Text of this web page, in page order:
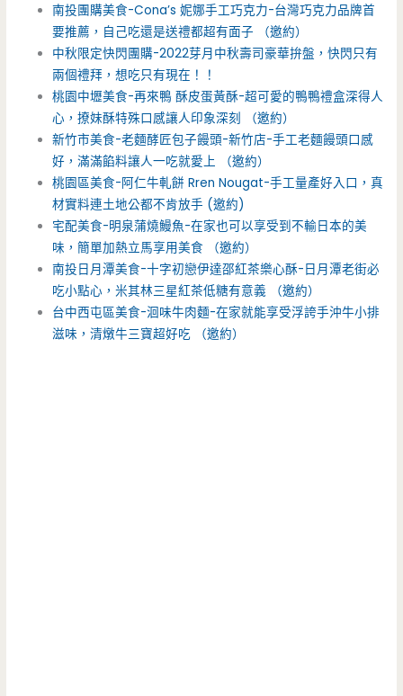
南投團購美食-Cona’s 妮娜手工巧克力-台灣巧克力品牌首
要推薦，自己吃還是送禮都超有面子 （邀約）
中秋限定快閃團購-2022芽月中秋壽司豪華拚盤，快閃只有
兩個禮拜，想吃只有現在！！
桃園中壢美食-再來鴨 酥皮蛋黃酥-超可愛的鴨鴨禮盒深得人
心，撩妹酥特殊口感讓人印象深刻 （邀約）
新竹市美食-老麵酵匠包子饅頭-新竹店-手工老麵饅頭口感
好，滿滿餡料讓人一吃就愛上 （邀約）
桃園區美食-阿仁牛軋餅 Rren Nougat-手工量產好入口，真
材實料連土地公都不肯放手 (邀約)
宅配美食-明泉蒲燒鰻魚-在家也可以享受到不輸日本的美
味，簡單加熱立馬享用美食 （邀約）
南投日月潭美食-十字初戀伊達邵紅茶樂心酥-日月潭老街必
吃小點心，米其林三星紅茶低糖有意義 （邀約）
台中西屯區美食-洄味牛肉麵-在家就能享受浮誇手沖牛小排
滋味，清燉牛三寶超好吃 （邀約）